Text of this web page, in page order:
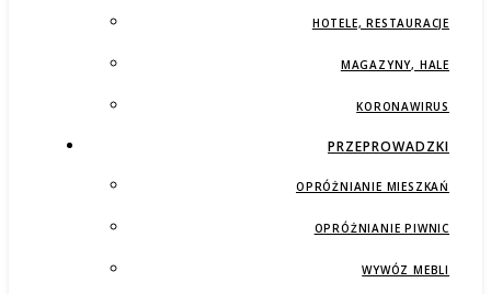
HOTELE, RESTAURACJE
MAGAZYNY, HALE
KORONAWIRUS
PRZEPROWADZKI
OPRÓŻNIANIE MIESZKAŃ
OPRÓŻNIANIE PIWNIC
WYWÓZ MEBLI